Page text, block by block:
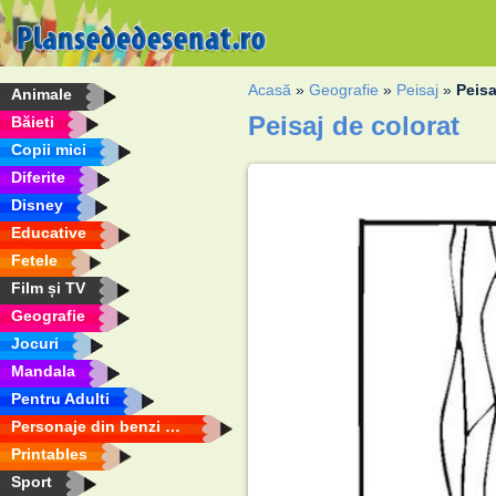
Animale
Băieti
Copii mici
Diferite
Disney
Educative
Fetele
Film și TV
Geografie
Jocuri
Mandala
Pentru Adulti
Personaje din benzi desenate
Printables
Sport
Acasă »Geografie » Peisaj »
Peisaj de colorat